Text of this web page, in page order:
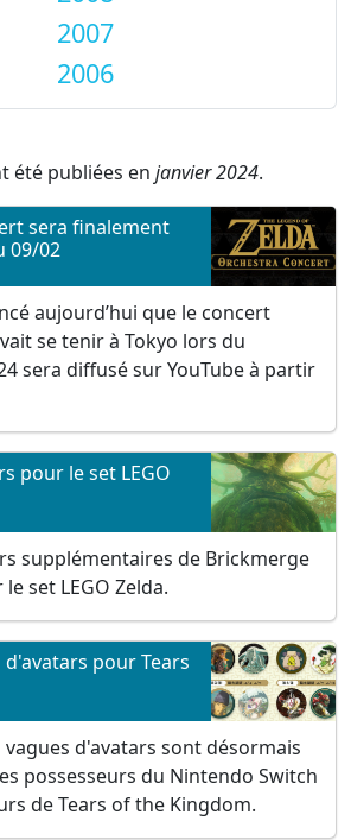
2007
2006
été publiées en janvier 2024.
sera finalement
09/02
aujourd’hui que le concert
se tenir à Tokyo lors du
sera diffusé sur YouTube à partir
pour le set LEGO
supplémentaires de Brickmerge
set LEGO Zelda.
pour Tears
d'avatars sont désormais
possesseurs du Nintendo Switch
de Tears of the Kingdom.